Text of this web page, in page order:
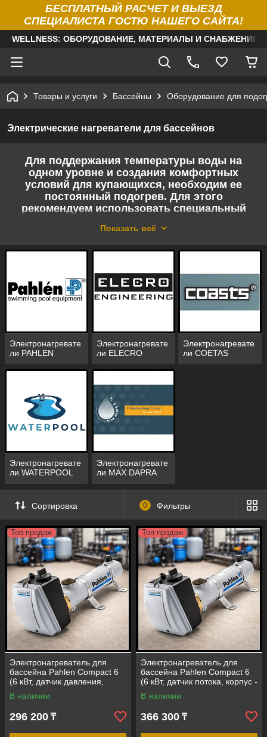
БЕСПЛАТНЫЙ РАСЧЕТ И ВЫЕЗД
СПЕЦИАЛИСТА ГОСТЮ НАШЕГО САЙТА!
WELLNESS: ОБОРУДОВАНИЕ, МАТЕРИАЛЫ И
Товары и услуги Бассейны Оборудование для
Электрические нагреватели для бассейнов
Для поддержания температуры воды на
одном уровне и создания комфортных
условий для купающихся, необходим ее
постоянный подогрев. Для этого
рекомендуем использовать специальный
типа.
безопасное устройство. Оно позволяет без
усилий поддерживать комфортную
температуру воды в бассейнах любого
объема. Устройства легко подключаются к
круглосуточный подогрев.
Электронагреватели имеют компактные
габариты и пригодны к установке для всех
типов искусственных резервуаров для
купания.
На сегодняшний день нагреватели для
бассейна могут успешно реализовывать эту
задачу в бассейне любого размера.
Работаем и организовываем отправку по
всей территории Республики Казахстан.
«WELLNESS» - для тех, кто из лучшего
выбирает исключительное!
Показать всё
Электронагревате
ли PAHLEN
Электронагревате
ли ELECRO
Электронагревате
ли COETAS
Электронагревате
ли WATERPOOL
Электронагревате
ли MAX DAPRA
Сортировка 0 Фильтры
Топ продаж
Электронагреватель для
бассейна Pahlen Compact 6
(6 кВт, датчик давления,
корпус - нержавеющая сталь
AISI-316)
В наличии
296 200 ₸
Топ продаж
Электронагреватель для
бассейна Pahlen Compact 6
(6 кВт, датчик потока, корпус -
нержавеющая сталь AISI-
316)
В наличии
366 300 ₸